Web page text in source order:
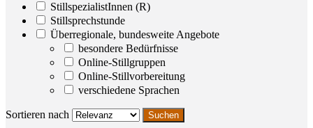
StillspezialistInnen (R)
Stillsprechstunde
Überregionale, bundesweite Angebote
besondere Bedürfnisse
Online-Stillgruppen
Online-Stillvorbereitung
verschiedene Sprachen
Sortieren nach